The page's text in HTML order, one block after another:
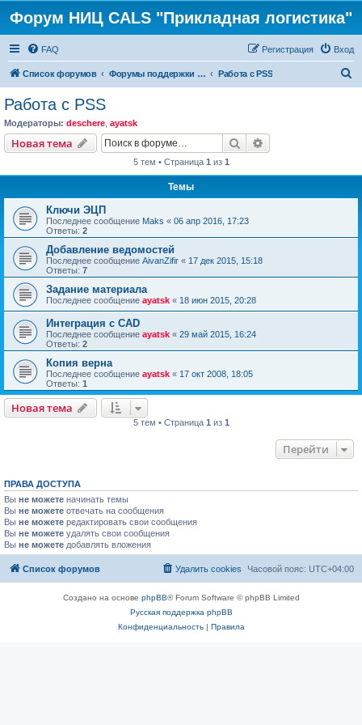
Форум НИЦ CALS "Прикладная логистика"
FAQ Вход
Регистрация
Список форумов Форумы поддержки PDM STEP Suite Работа с PSS
Работа с PSS
Модераторы: deschere ayatsk
Новая тема Поиск
5 тем • Страница 1 из 1
Темы
Ключи ЭЦП
Последнее сообщение Maks « 06 апр 2016, 17:23
Ответы: 2
Добавление ведомостей
Последнее сообщение AivanZifir « 17 дек 2015, 15:18
Ответы: 7
Задание материала
Последнее сообщение ayatsk « 18 июн 2015, 20:28
Интеграция с CAD
Последнее сообщение ayatsk « 29 май 2015, 16:24
Ответы: 2
Копия верна
Последнее сообщение ayatsk « 17 окт 2008, 18:05
Ответы: 1
Новая тема
5 тем • Страница 1 из 1
Перейти
ПРАВА ДОСТУПА
Вы не можете начинать темы
Вы не можете отвечать на сообщения
Вы не можете редактировать свои сообщения
Вы не можете удалять свои сообщения
Вы не можете добавлять вложения
Список форумов Часовой пояс: UTC+04:00
Удалить cookies
Создано на основе phpBB® Forum Software © phpBB Limited
Русская поддержка phpBB
Конфиденциальность| Правила